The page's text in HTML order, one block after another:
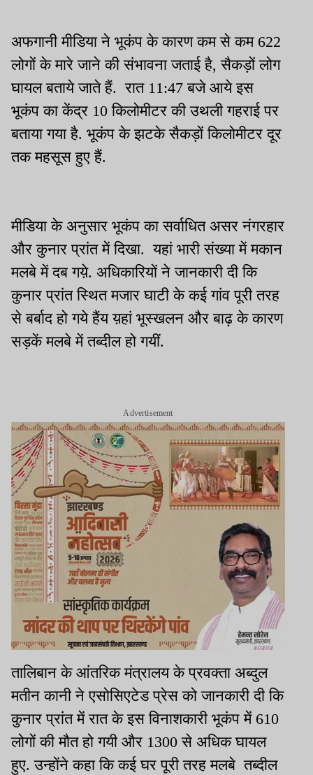
अफगानी मीडिया ने भूकंप के कारण कम से कम 622
लोगों के मारे जाने की संभावना जताई है, सैकड़ों लोग
घायल बताये जाते हैं. रात 11:47 बजे आये इस
भूकंप का केंद्र 10 किलोमीटर की उथली गहराई पर
बताया गया है. भूकंप के झटके सैकड़ों किलोमीटर दूर
तक महसूस हुए हैं.
मीडिया के अनुसार भूकंप का सर्वाधित असर नंगरहार
और कुनार प्रांत में दिखा. यहां भारी संख्या में मकान
मलबे में दब गय़े. अधिकारियों ने जानकारी दी कि
कुनार प्रांत स्थित मजार घाटी के कई गांव पूरी तरह
से बर्बाद हो गये हैंय य़हां भूस्खलन और बाढ़ के कारण
सड़कें मलबे में तब्दील हो गयीं.
Advertisement
तालिबान के आंतरिक मंत्रालय के प्रवक्ता अब्दुल
मतीन कानी ने एसोसिएटेड प्रेस को जानकारी दी कि
कुनार प्रांत में रात के इस विनाशकारी भूकंप में 610
लोगों की मौत हो गयी और 1300 से अधिक घायल
हुए. उन्होंने कहा कि कई घर पूरी तरह मलबे तब्दील